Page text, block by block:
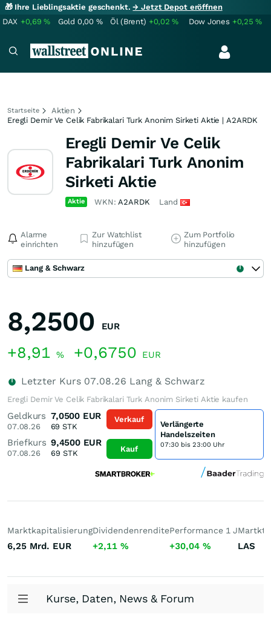
🎁 Ihre Lieblingsaktie geschenkt.→ Jetzt Depot eröffnen
DAX +0,69% Gold 0,00 % Öl (Brent) +0,02% Dow Jones +0,25%
Startseite
Aktien
Eregli Demir Ve Celik Fabrikalari Turk Anonim Sirketi Aktie | A2ARDK
Eregli Demir Ve Celik
Fabrikalari Turk Anonim
Sirketi Aktie
Aktie WKN:A2ARDK Land
Alarme
einrichten
Zur Watchlist
hinzufügen
Zum Portfolio
hinzufügen
Lang & Schwarz
8,2500 EUR
+8,91 % +0,6750 EUR
Letzter Kurs 07.08.26 Lang & Schwarz
Eregli Demir Ve Celik Fabrikalari Turk Anonim Sirketi Aktie kaufen
Geldkurs
07.08.26
7,0500 EUR
69 STK
Briefkurs
07.08.26
9,4500 EUR
69 STK
Verkauf
Kauf
Verlängerte
Handelszeiten
07:30 bis 23:00 Uhr
Marktkapitalisierung
6,25 Mrd. EUR
Dividendenrendite
+2,11 %
Performance 1 J
+30,04 % LAS
Kurse, Daten, News & Forum